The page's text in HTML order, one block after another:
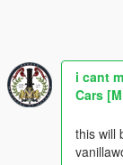
i cant
Cars
this will